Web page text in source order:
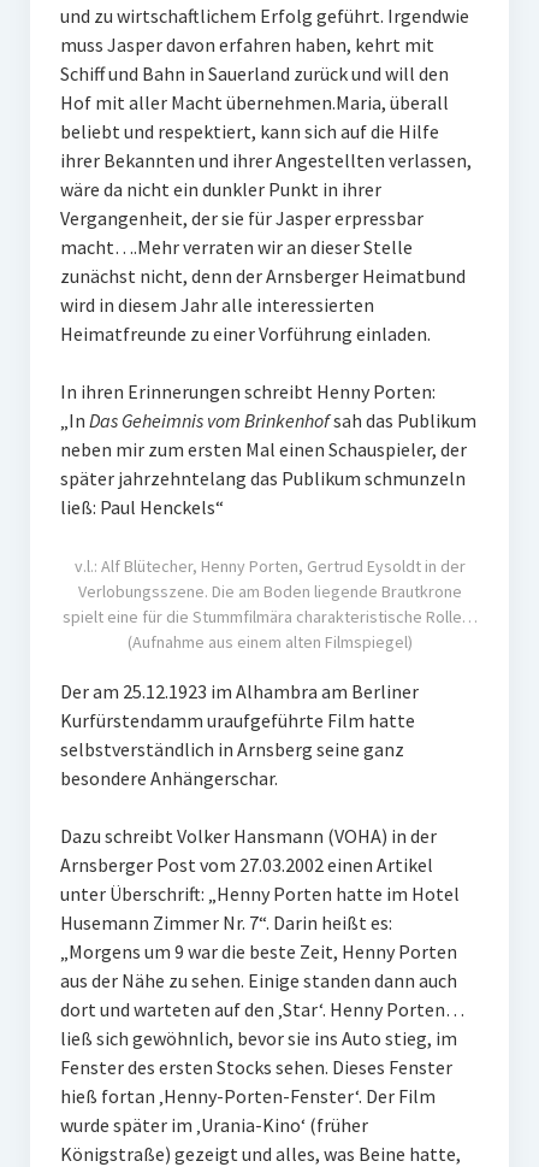
Wedinghauser Chorherrentropfen
Feuerkorb und Windlicht mit Arnsberg-Motiven
Publikationen
Fotogalerien
Über uns
Das Team
Impressum
Ihre Unterstützung
Datenschutz
Mitgliedschaft
Unsere Kinderseite
und zu wirtschaftlichem Erfolg geführt. Irgendwie
muss Jasper davon erfahren haben, kehrt mit
Schiff und Bahn in Sauerland zurück und will den
Hof mit aller Macht übernehmen.Maria, überall
beliebt und respektiert, kann sich auf die Hilfe
ihrer Bekannten und ihrer Angestellten verlassen,
wäre da nicht ein dunkler Punkt in ihrer
Vergangenheit, der sie für Jasper erpressbar
macht….Mehr verraten wir an dieser Stelle
zunächst nicht, denn der Arnsberger Heimatbund
wird in diesem Jahr alle interessierten
Heimatfreunde zu einer Vorführung einladen.
In ihren Erinnerungen schreibt Henny Porten:
„In Das Geheimnis vom Brinkenhofsah das Publikum
neben mir zum ersten Mal einen Schauspieler, der
später jahrzehntelang das Publikum schmunzeln
ließ: Paul Henckels“
v.l.: Alf Blütecher, Henny Porten, Gertrud Eysoldt in der
Verlobungsszene. Die am Boden liegende Brautkrone
spielt eine für die Stummfilmära charakteristische Rolle…
(Aufnahme aus einem alten Filmspiegel)
Der am 25.12.1923 im Alhambra am Berliner
Kurfürstendamm uraufgeführte Film hatte
selbstverständlich in Arnsberg seine ganz
besondere Anhängerschar.
Dazu schreibt Volker Hansmann (VOHA) in der
Arnsberger Post vom 27.03.2002 einen Artikel
unter Überschrift: „Henny Porten hatte im Hotel
Husemann Zimmer Nr. 7“. Darin heißt es:
„Morgens um 9 war die beste Zeit, Henny Porten
aus der Nähe zu sehen. Einige standen dann auch
dort und warteten auf den ‚Star‘. Henny Porten…
ließ sich gewöhnlich, bevor sie ins Auto stieg, im
Fenster des ersten Stocks sehen. Dieses Fenster
hieß fortan ‚Henny-Porten-Fenster‘. Der Film
wurde später im ‚Urania-Kino‘ (früher
Königstraße) gezeigt und alles, was Beine hatte,